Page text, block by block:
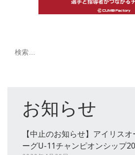
お知らせ
【中止のお知らせ】アイリス
ーグU-11チャンピオンシップ